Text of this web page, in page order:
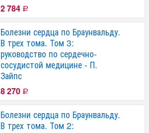
2 784 Р
Болезни сердца по Браунвальду.
В трех тома. Том 3:
руководство по сердечно-
сосудистой медицине - П.
Зайпс
8 270 Р
Болезни сердца по Браунвальду.
В трех тома. Том 2: